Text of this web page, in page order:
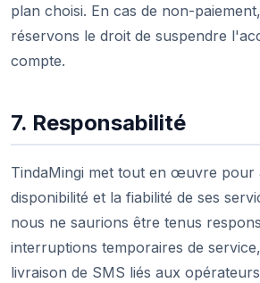
plan choisi. En cas de non-
réservons le droit de suspendre
compte.
7. Responsabilité
TindaMingi met tout en œuvre pour
disponibilité et la fiabilité de ses
nous ne saurions être tenus
interruptions temporaires de
livraison de SMS liés aux